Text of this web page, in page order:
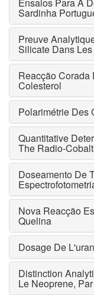
Sardinha
Preuve
Silicate Dans
Reacção Corada
Colesterol
Polarimétrie Des
Quantitative
The Radio-
Doseamento De
Nova Reacção
Quelina
Dosage De
Distinction
Le Neoprene,